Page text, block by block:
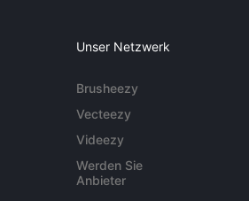
Unser Netzwerk
Brusheezy
Vecteezy
Videezy
Werden Sie
Anbieter